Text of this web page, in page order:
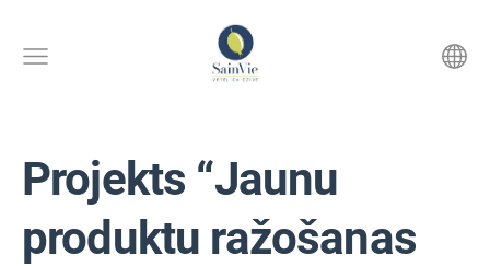
Projekts “Jaunu
produktu ražošanas